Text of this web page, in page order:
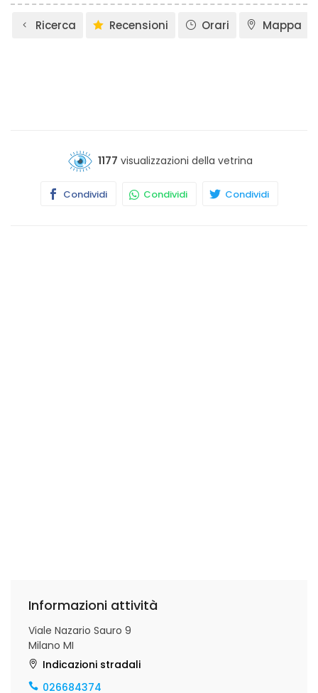
Ricerca Recensioni Orari Mappa
1177 visualizzazioni della vetrina
Condividi Condividi Condividi
Informazioni attività
Viale Nazario Sauro 9
Milano MI
Indicazioni stradali
026684374